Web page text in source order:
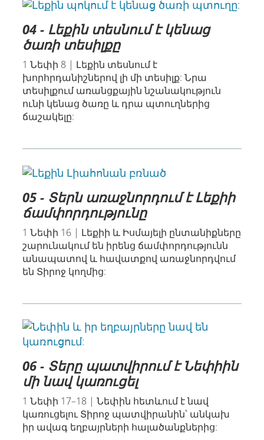
04 - Լեքին տեսնում է կենաց
ծառի տեսիլքը
1 Նեփի 8 | Լեքին տեսնում է
խորհրդանիշներով լի մի տեսիլք: Նրա
տեսիլքում առանցքային նշանակություն
ունի կենաց ծառը և դրա պտուղներից
ճաշակելը:
05 - Տերն առաջնորդում է Լեքիի
ճամփորդությունը
1 Նեփի 16 | Լեքիի և Իսմայելի ընտանիքները
շարունակում են իրենց ճամփորդությունն
անապատով և հավատքով առաջնորդվում
են Տիրոջ կողմից:
06 - Տերը պատվիրում է Նեփիին
մի նավ կառուցել
1 Նեփի 17–18 | Նեփին հետևում է նավ
կառուցելու Տիրոջ պատվիրանին՝ անկախ
իր ավագ եղբայրների հալածանքներից: